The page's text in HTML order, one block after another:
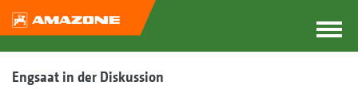
Engsaat in der Diskussion